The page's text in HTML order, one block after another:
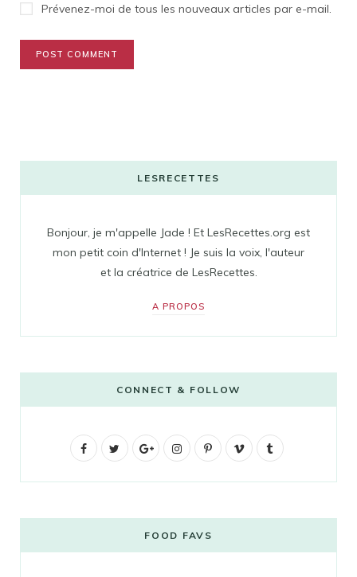
Prévenez-moi de tous les nouveaux articles par e-mail.
LESRECETTES
Bonjour, je m'appelle Jade ! Et LesRecettes.org est
mon petit coin d'Internet ! Je suis la voix, l'auteur
et la créatrice de LesRecettes.
A PROPOS
CONNECT & FOLLOW
F
b
t
G
g
l
I
t
a
P
e
V
o
l
FOOD FAVS